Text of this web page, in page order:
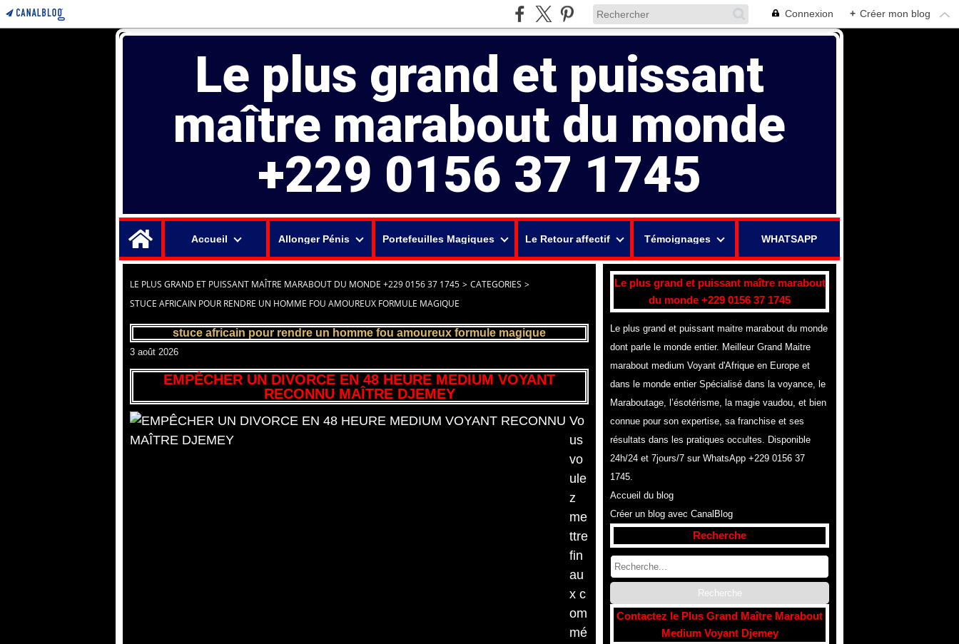
Connexion + Créer mon blog
Le plus grand et puissant
maître marabout du monde
+229 0156 37 1745
Accueil
Allonger Pénis Portefeuilles Magiques Le Retour affectif Témoignages WHATSAPP
LE PLUS GRAND ET PUISSANT MAÎTRE MARABOUT DU MONDE +229 0156 37 1745 > CATEGORIES >
STUCE AFRICAIN POUR RENDRE UN HOMME FOU AMOUREUX FORMULE MAGIQUE
stuce africain pour rendre un homme fou amoureux formule magique
3 août 2026
EMPÊCHER UN DIVORCE EN 48 HEURE MEDIUM VOYANT
RECONNU MAÎTRE DJEMEY
Vo
us
vo
ule
z
me
ttre
fin
au
x c
om
mé
Le plus grand et puissant maître marabout
du monde +229 0156 37 1745
Le plus grand et puissant maitre marabout du monde
dont parle le monde entier. Meilleur Grand Maitre
marabout medium Voyant d'Afrique en Europe et
dans le monde entier Spécialisé dans la voyance, le
Maraboutage, l’ésotérisme, la magie vaudou, et bien
connue pour son expertise, sa franchise et ses
résultats dans les pratiques occultes. Disponible
24h/24 et 7jours/7 sur WhatsApp +229 0156 37
1745.
Accueil du blog
Créer un blog avec CanalBlog
Recherche
Contactez le Plus Grand Maître Marabout
Medium Voyant Djemey